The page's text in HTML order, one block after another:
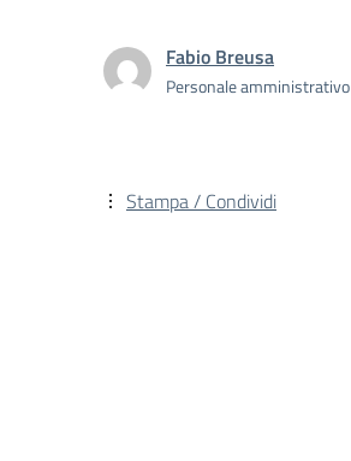
Fabio Breusa
Personale amministrativo
Stampa / Condividi